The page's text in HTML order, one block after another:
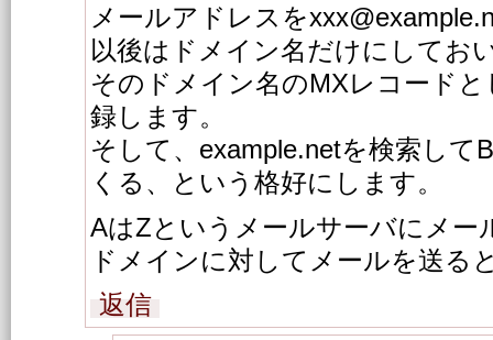
メールアドレスを
以後はドメイン名だけにしてお
そのドメイン名のMXレコード
録します。
そして、example.netを検索して
くる、という格好にします。
AはZというメールサーバにメー
ドメインに対してメールを送る
返信